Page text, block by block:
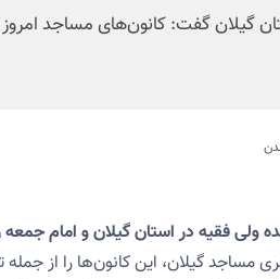
گیلان گفت: کانون‌های مساجد
ولی فقیه در استان گیلان و امام
مساجد گیلان، این کانون‌ها را از